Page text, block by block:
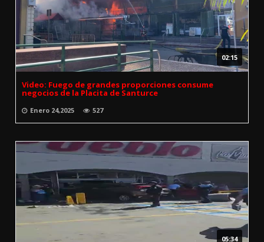
02:15
Video: Fuego de grandes proporciones consume
negocios de la Placita de Santurce
Enero 24,2025 527
05:34